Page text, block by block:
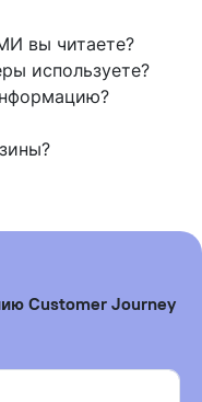
вы читаете?
используете?
Customer Journey